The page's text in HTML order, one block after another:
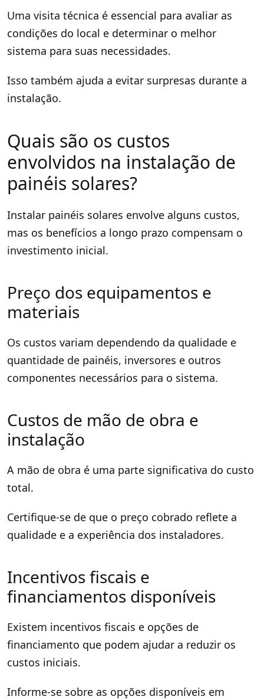
Uma visita técnica é essencial para avaliar as
condições do local e determinar o melhor
sistema para suas necessidades.
Isso também ajuda a evitar surpresas durante a
instalação.
Quais são os custos
envolvidos na instalação de
painéis solares?
Instalar painéis solares envolve alguns custos,
mas os benefícios a longo prazo compensam o
investimento inicial.
Preço dos equipamentos e
materiais
Os custos variam dependendo da qualidade e
quantidade de painéis, inversores e outros
componentes necessários para o sistema.
Custos de mão de obra e
instalação
A mão de obra é uma parte significativa do custo
total.
Certifique-se de que o preço cobrado reflete a
qualidade e a experiência dos instaladores.
Incentivos fiscais e
financiamentos disponíveis
Existem incentivos fiscais e opções de
financiamento que podem ajudar a reduzir os
custos iniciais.
Informe-se sobre as opções disponíveis em